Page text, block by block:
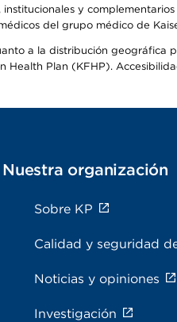
y
del grupo médico de
a la distribución
Plan (KFHP).
Nuestra organización
Sobre KP
Calidad y seguridad
Noticias y opiniones
Investigación